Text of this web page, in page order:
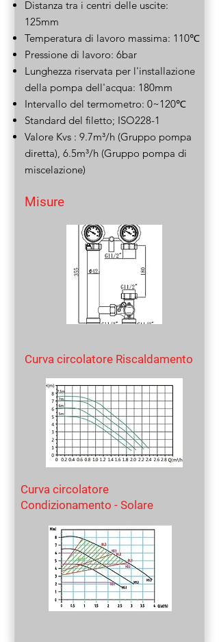
Distanza tra i centri delle uscite:
125mm
Temperatura di lavoro massima: 110℃
Pressione di lavoro: 6bar
Lunghezza riservata per l'installazione
della pompa dell'acqua: 180mm
Intervallo del termometro: 0~120℃
Standard del filetto; ISO228-1
Valore Kvs : 9.7m³/h (Gruppo pompa
diretta), 6.5m³/h (Gruppo pompa di
miscelazione)
Misure
Curva circolatore Riscaldamento
Curva circolatore
Condizionamento - Solare